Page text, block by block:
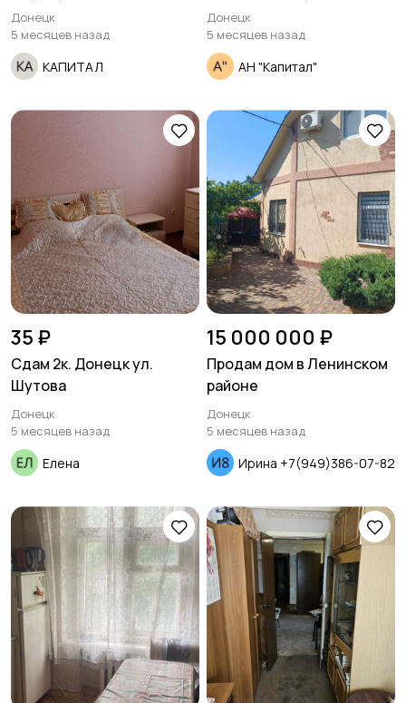
районе ул.Ионова
ориентир рынок Соловки
исполком.
Донецк
5 месяцев назад
КАПИТАЛ
ул.Ефремова
Донецк
5 месяцев назад
АН "Капитал"
35 ₽
Сдам 2к. Донецк ул.
Шутова
Донецк
5 месяцев назад
Елена
15 000 000 ₽
Продам дом в Ленинском
районе
Донецк
5 месяцев назад
Ирина +7(949)386-07-82